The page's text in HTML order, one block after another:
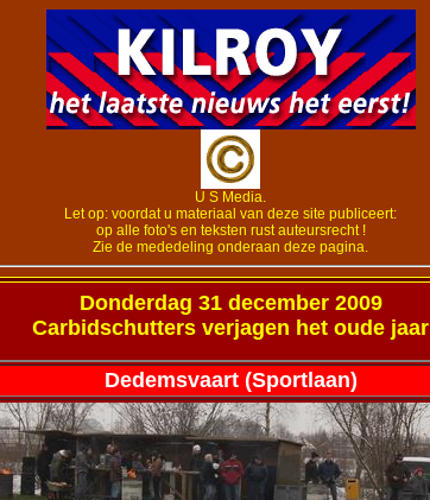
U S Media.
Let op: voordat u materiaal van deze site publiceert:
op alle foto's en teksten rust auteursrecht !
Zie de mededeling onderaan deze pagina.
Donderdag 31 december 2009
Carbidschutters verjagen het oude jaar
Dedemsvaart (Sportlaan)